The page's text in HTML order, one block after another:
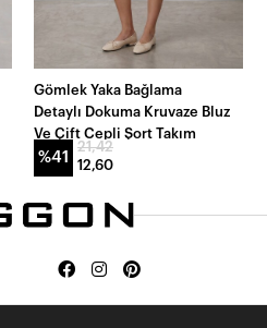
Gömlek Yaka Bağlama
Detaylı Dokuma Kruvaze Bluz
Ve Çift Cepli Şort Takım
%41
21,42
12,60